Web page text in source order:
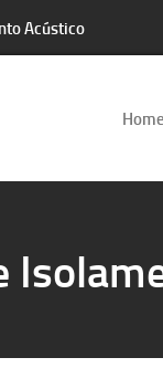
Acústico
Home